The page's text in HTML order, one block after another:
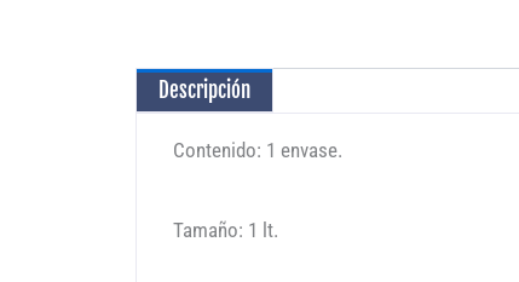
Descripción
Contenido: 1 envase.
Tamaño: 1 lt.